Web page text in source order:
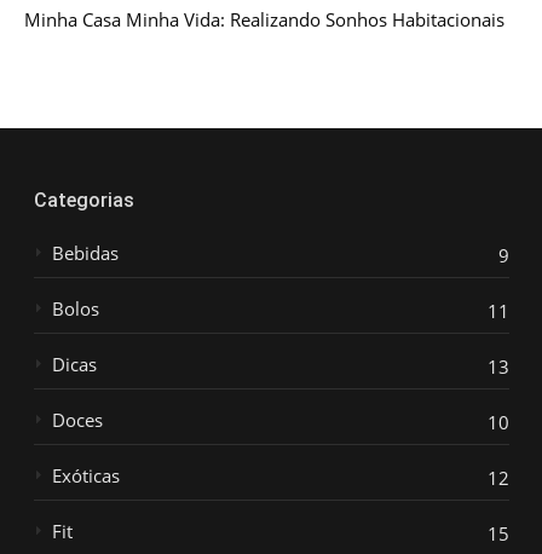
Minha Casa Minha Vida: Realizando Sonhos Habitacionais
Categorias
Bebidas 9
Bolos 11
Dicas 13
Doces 10
Exóticas 12
Fit 15